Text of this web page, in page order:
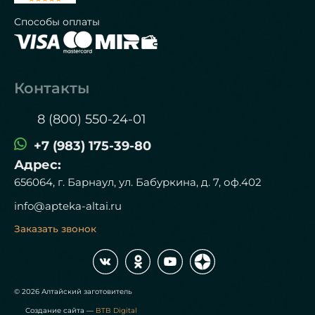
Способы оплаты
Контакты
8 (800) 550-24-01
+7 (983) 175-39-80
Адрес:
656064, г. Барнаул, ул. Бабуркина, д. 7, оф.402
info@apteka-altai.ru
Заказать звонок
© 2026 Алтайский заготовитель
Создание сайта — BTB Digital